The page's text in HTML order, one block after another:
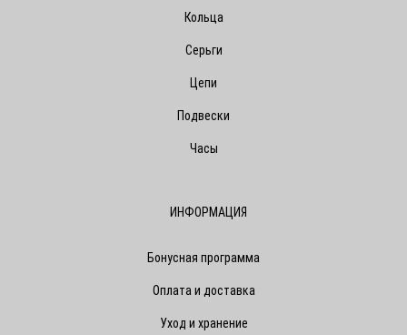
Кольца
Серьги
Цепи
Подвески
Часы
ИНФОРМАЦИЯ
Бонусная программа
Оплата и доставка
Уход и хранение